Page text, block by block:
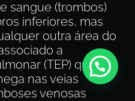
sangue (trombos)
inferiores, mas
outra área do
a
(TEP) quando
nas veias
venosas